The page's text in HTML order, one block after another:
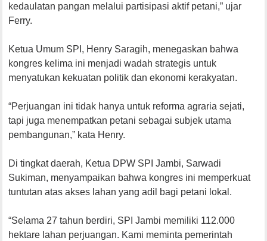
kedaulatan pangan melalui partisipasi aktif petani,” ujar
Ferry.
Ketua Umum SPI, Henry Saragih, menegaskan bahwa
kongres kelima ini menjadi wadah strategis untuk
menyatukan kekuatan politik dan ekonomi kerakyatan.
“Perjuangan ini tidak hanya untuk reforma agraria sejati,
tapi juga menempatkan petani sebagai subjek utama
pembangunan,” kata Henry.
Di tingkat daerah, Ketua DPW SPI Jambi, Sarwadi
Sukiman, menyampaikan bahwa kongres ini memperkuat
tuntutan atas akses lahan yang adil bagi petani lokal.
“Selama 27 tahun berdiri, SPI Jambi memiliki 112.000
hektare lahan perjuangan. Kami meminta pemerintah